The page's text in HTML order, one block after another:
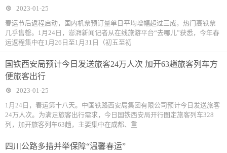
2023-01-25
春运节后返程启动，国内机票预订量单日平均增幅超过三成，热门高铁票
几乎售罄。1月24日，澎湃新闻记者从在线旅游平台“去哪儿”获悉，今年春
运返程集中在1月26日至1月31日（初五至初
国铁西安局预计今日发送旅客24万人次 加开63趟旅客列车方
便旅客出行
2023-01-25
1月24日，春运第十八天。中国铁路西安局集团有限公司预计今日发送旅客
24万人次。为满足旅客出行需求，今日国铁西安局开行图定旅客列车328
列，加开旅客列车63趟，主要集中在成都、重
四川公路多措并举保障“温馨春运”